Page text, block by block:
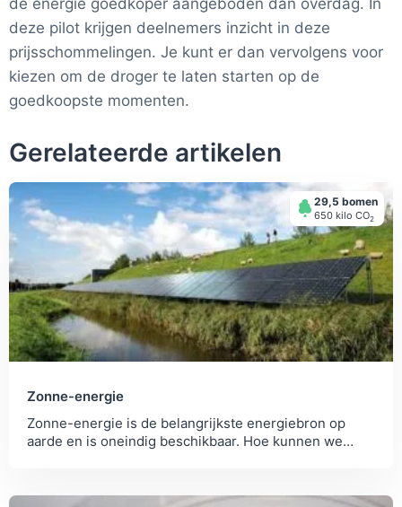
de energie goedkoper aangeboden dan overdag. In
deze pilot krijgen deelnemers inzicht in deze
prijsschommelingen. Je kunt er dan vervolgens voor
kiezen om de droger te laten starten op de
goedkoopste momenten.
Gerelateerde artikelen
29,5 bomen
650 kilo СО2
Zonne-energie
Zonne-energie is de belangrijkste energiebron op
aarde en is oneindig beschikbaar. Hoe kunnen we